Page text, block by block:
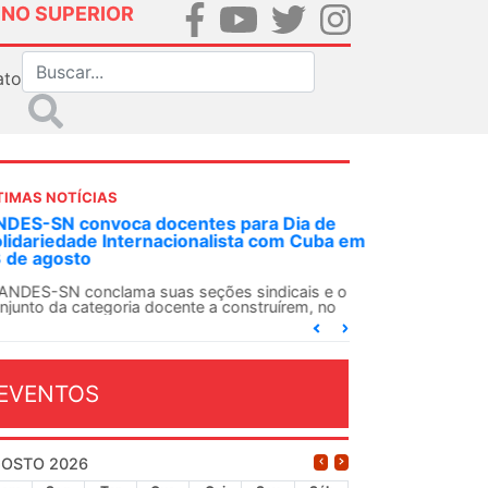
SUPERIOR
NOTÍCIAS
SN convoca docentes para Dia de
Internacionalista com Cuba em
de agosto
SN conclama suas seções sindicais e o
da categoria docente a construírem, no